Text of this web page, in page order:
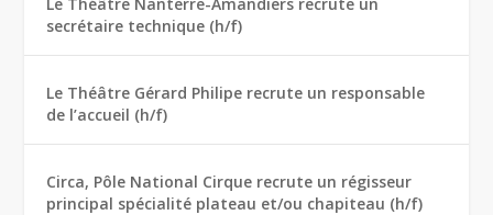
secrétaire technique (h/f)
Le Théâtre Gérard Philipe recrute un responsable
de l’accueil (h/f)
Circa, Pôle National Cirque recrute un régisseur
principal spécialité plateau et/ou chapiteau (h/f)